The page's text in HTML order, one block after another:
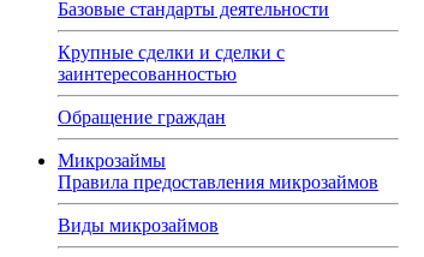
Базовые стандарты деятельности
Крупные сделки и сделки с
заинтересованностью
Обращение граждан
Микрозаймы
Правила предоставления микрозаймов
Виды микрозаймов